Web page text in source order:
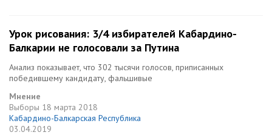
Урок рисования: 3/4 избирателей Кабардино-
Балкарии не голосовали за Путина
Анализ показывает, что 302 тысячи голосов, приписанных
победившему кандидату, фальшивые
Мнение
Выборы 18 марта 2018
Кабардино-Балкарская Республика
03.04.2019